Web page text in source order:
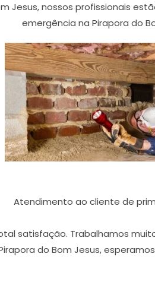
Jesus, nossos profissionais
emergência na Pirapora do
Atendimento ao cliente de
satisfação. Trabalhamos
do Bom Jesus,